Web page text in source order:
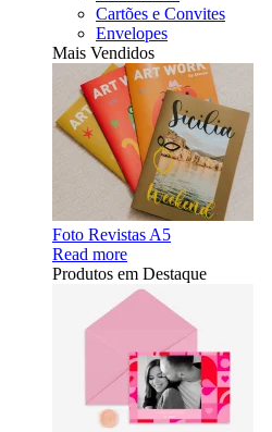
Cartões e Convites
Envelopes
Mais Vendidos
Foto Revistas A5
Read more
Produtos em Destaque